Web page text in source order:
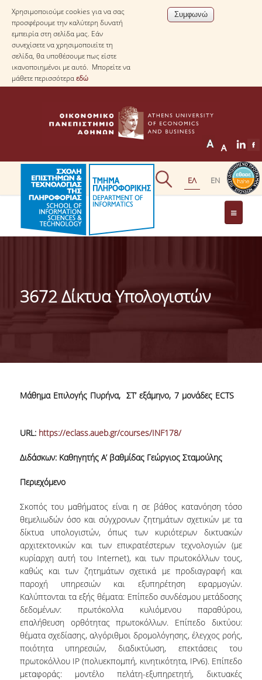
Χρησιμοποιούμε cookies για να σας
προσφέρουμε την καλύτερη δυνατή
εμπειρία στη σελίδα μας. Εάν
συνεχίσετε να χρησιμοποιείτε τη
σελίδα, θα υποθέσουμε πως είστε
ικανοποιημένοι με αυτό. Μπορείτε να
μάθετε περισσότεραεδώ
ΤΟ ΤΜΗΜΑ
ΑΠΟΣΤΟΛΗ ΤΟΥ ΤΜΗΜΑΤΟΣ
ΔΙΟΙΚΗΣΗ ΤΟΥ ΤΜΗΜΑΤΟΣ
ΑΝΘΡΩΠΙΝΟ ΔΥΝΑΜΙΚΟ
ΚΑΘΗΓΗΤΕΣ
ΕΙΔΙΚΟ ΤΕΧΝΙΚΟ ΚΑΙ ΕΡΓΑΣΤΗΡΙΑΚΟ
ΠΡΟΣΩΠΙΚΟ (Ε.Τ.Ε.Π.)
ΥΠΟΨΗΦΙΟΙ ΔΙΔΑΚΤΟΡΕΣ.
ΔΙΟΙΚΗΤΙΚΟ ΠΡΟΣΩΠΙΚΟ
ΜΗΤΡΩΑ
ΠΡΟΠΤΥΧΙΑΚΕΣ ΣΠΟΥΔΕΣ
ΠΡΟΓΡΑΜΜΑ ΣΠΟΥΔΩΝ
ΟΔΗΓΟΣ ΣΠΟΥΔΩΝ
3672 Δίκτυα Υπολογιστών
Μάθημα Επιλογής Πυρήνα, ΣΤ’ εξάμηνο, 7 μονάδες ECTS
URL: https://eclass.aueb.gr/courses/INF178/
Διδάσκων: Καθηγητής Α’ βαθμίδας Γεώργιος Σταμούλης
Περιεχόμενο
Σκοπός του μαθήματος είναι η σε βάθος κατανόηση τόσο
θεμελιωδών όσο και σύγχρονων ζητημάτων σχετικών με τα
δίκτυα υπολογιστών, όπως των κυριότερων δικτυακών
αρχιτεκτονικών και των επικρατέστερων τεχνολογιών (με
κυρίαρχη αυτή του Internet), και των πρωτοκόλλων τους,
καθώς και των ζητημάτων σχετικά με προδιαγραφή και
παροχή υπηρεσιών και εξυπηρέτηση εφαρμογών.
Kαλύπτονται τα εξής θέματα: Επίπεδο συνδέσμου μετάδοσης
δεδομένων: πρωτόκολλα κυλιόμενου παραθύρου,
επαλήθευση ορθότητας πρωτοκόλλων. Επίπεδο δικτύου:
θέματα σχεδίασης, αλγόριθμοι δρομολόγησης, έλεγχος ροής,
ποιότητα υπηρεσιών, διαδικτύωση, επεκτάσεις του
πρωτοκόλλου IP (πολυεκπομπή, κινητικότητα, IPv6). Επίπεδο
μεταφοράς: μοντέλο πελάτη-εξυπηρετητή, δικτυακές